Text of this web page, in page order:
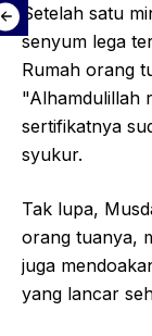
Setelah satu
senyum lega
Rumah orang
"Alhamdulillah
sertifikatnya
syukur.
Tak lupa,
orang tuanya,
juga
yang lancar